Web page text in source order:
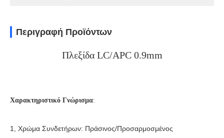
Περιγραφή Προϊόντων
Πλεξίδα LC/APC 0.9mm
Χαρακτηριστικό Γνώρισμα:
1, Χρώμα Συνδετήρων: Πράσινος/προσαρμοσμένος